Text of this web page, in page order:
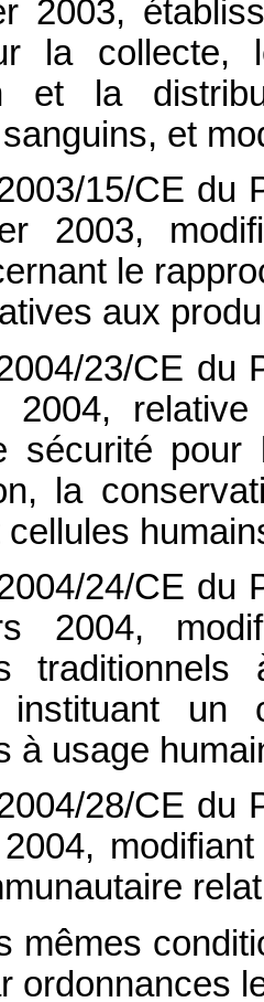
2003,
la collecte,
et la
et
15/CE du
2003,
le
aux
23/CE du
relative
sécurité pour
la
24/CE du
2004,
instituant un
à usage
28/CE du
mêmes
ordonnances